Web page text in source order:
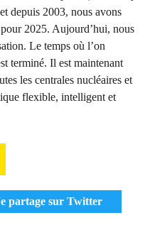
depuis 2003, nous avons
2025. Aujourd’hui, nous
Le temps où l’on
terminé. Il est maintenant
les centrales nucléaires et
flexible, intelligent et
partage sur Twitter